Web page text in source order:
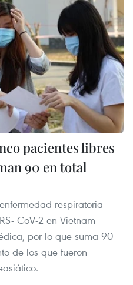
pacientes libres
90 en total
respiratoria
CoV-2 en Vietnam
por lo que suma 90
de los que fueron